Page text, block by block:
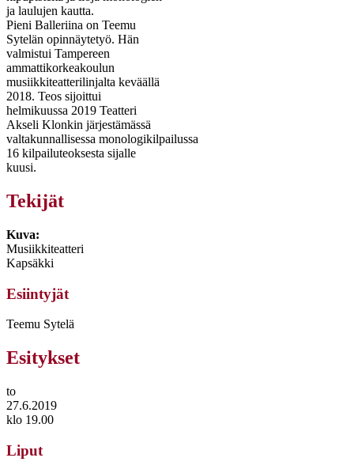
ja laulujen kautta.
Pieni Balleriina on Teemu
Sytelän opinnäytetyö. Hän
valmistui Tampereen
ammattikorkeakoulun
musiikkiteatterilinjalta keväällä
2018. Teos sijoittui
helmikuussa 2019 Teatteri
Akseli Klonkin järjestämässä
valtakunnallisessa monologikilpailussa
16 kilpailuteoksesta sijalle
kuusi.
Tekijät
Kuva:
Musiikkiteatteri
Kapsäkki
Esiintyjät
Teemu Sytelä
Esitykset
to
27.6.2019
klo 19.00
Liput